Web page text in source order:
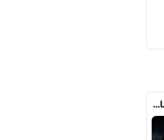
بسبب صفقة واحدة .. خيبة أمل بسوق انتقالات ريال مدريد !